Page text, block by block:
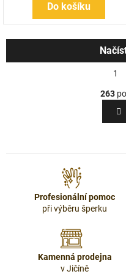
Do košíku
1
263
Profesionální pomoc
při výběru šperku
Kamenná prodejna
v Jičíně